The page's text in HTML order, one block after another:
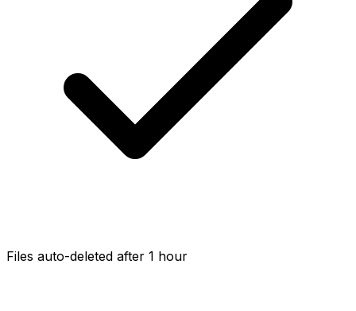
Files auto-deleted after 1 hour